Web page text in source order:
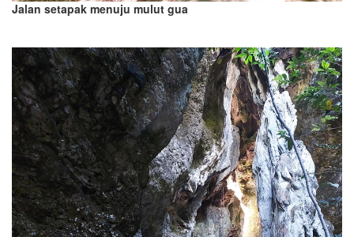
Jalan setapak menuju mulut gua